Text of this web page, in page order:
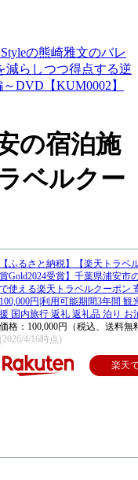
の熊崎雅文のバレ
減らしつつ得点する逆
DVD【KUM0002】
の宿泊施
ベルクー
【ふるさと納税】【楽天トラベ
賞Gold2024受賞】千葉県浦安市
で使える楽天トラベルクーポン
100,000円|利用可能期間3年間 観
援 国内旅行 返礼 返礼品 泊り お
価格：100,000円（税込、送料無
(2026/4/16時点)
楽天